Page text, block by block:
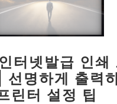
터넷발급 인쇄
선명하게 출력
린터 설정 팁